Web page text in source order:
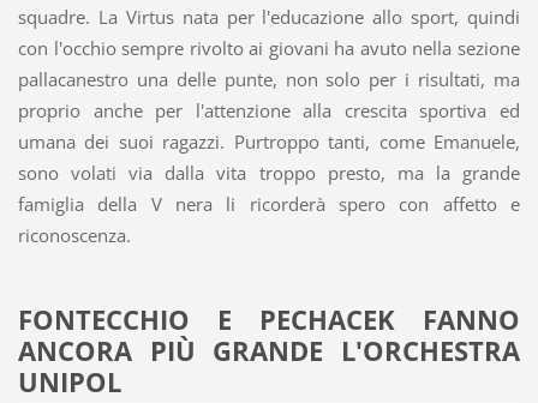
squadre. La Virtus nata per l'educazione allo sport, quindi
con l'occhio sempre rivolto ai giovani ha avuto nella sezione
pallacanestro una delle punte, non solo per i risultati, ma
proprio anche per l'attenzione alla crescita sportiva ed
umana dei suoi ragazzi. Purtroppo tanti, come Emanuele,
sono volati via dalla vita troppo presto, ma la grande
famiglia della V nera li ricorderà spero con affetto e
riconoscenza.
FONTECCHIO E PECHACEK FANNO
ANCORA PIÙ GRANDE L'ORCHESTRA
UNIPOL